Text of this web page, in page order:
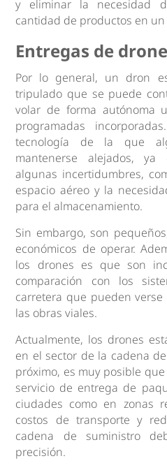
y eliminar la necesidad
cantidad de productos en un
Entregas de
Por lo general, un dron
tripulado que se puede
volar de forma autónoma
programadas
tecnología de la que
mantenerse alejados,
algunas incertidumbres,
espacio aéreo y la
para el almacenamiento.
Sin embargo, son
económicos de operar.
los drones es que son
comparación con los
carretera que pueden
las obras viales.
Actualmente, los drones
en el sector de la cadena
próximo, es muy posible
servicio de entrega de
ciudades como en zonas
costos de transporte y
cadena de suministro
precisión.